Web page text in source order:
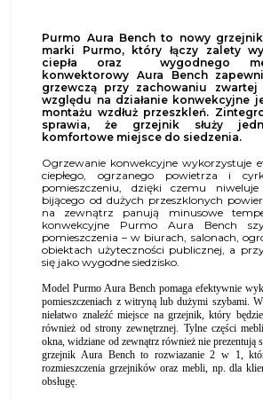
Purmo Aura Bench to nowy
marki Purmo, który łączy zalety
ciepła oraz
wygodnego
konwektorowy Aura Bench
grzewczą przy zachowaniu
względu na działanie konwekcyjne
montażu wzdłuż przeszkleń.
sprawia, że grzejnik służy
komfortowe miejsce do siedzenia.
Ogrzewanie konwekcyjne wykorzystuje
ciepłego, ogrzanego powietrza i
pomieszczeniu, dzięki czemu niweluje
bijącego od dużych przeszklonych
na zewnątrz panują minusowe
konwekcyjne Purmo Aura Bench
pomieszczenia – w biurach, salonach,
obiektach użyteczności publicznej, a
się jako wygodne siedzisko.
Model Purmo Aura Bench pomaga efektywnie
pomieszczeniach z witryną lub dużymi szybami.
niełatwo znaleźć miejsce na grzejnik, który
również od stronyzewnętrznej. Tylneczęści mebli
okna, widziane od zewnątrz również nie prezentują
grzejnik Aura Bench to rozwiazanie 2 w 1,
rozmieszczenia grzejnikóworaz mebli, np. dla
obsługę.